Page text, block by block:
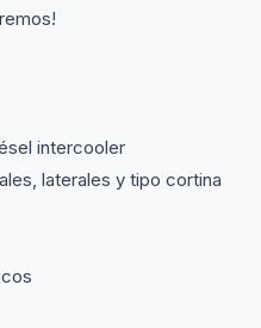
intercooler
laterales y tipo cortina